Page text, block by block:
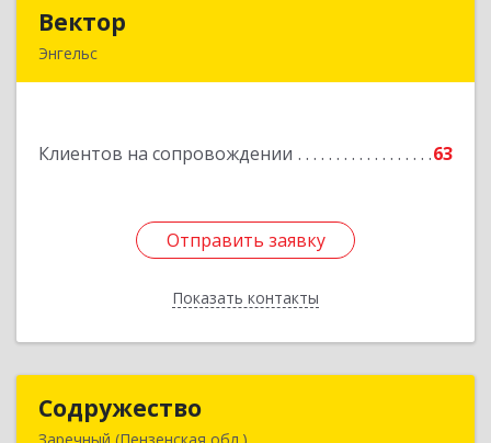
Вектор
Энгельс
Клиентов на сопровождении 63
Отправить заявку
Показать контакты
Подробнее
Отправить заявку
Назад
Содружество